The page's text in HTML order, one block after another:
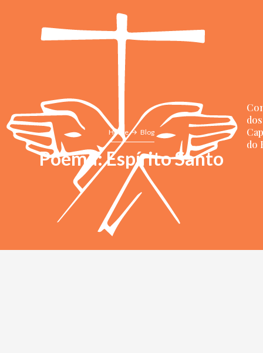
dos
do
Home Blog
Poema: Espírito Santo